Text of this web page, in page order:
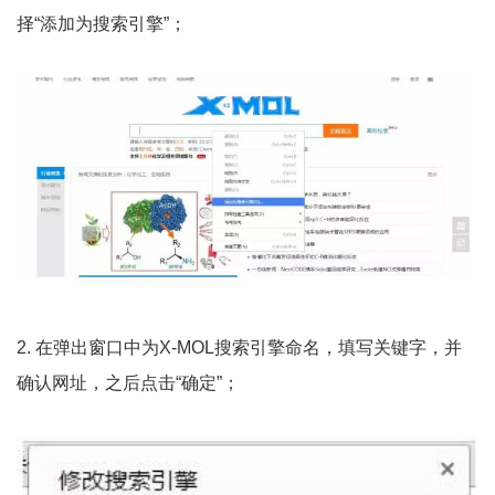
择“添加为搜索引擎”；
2. 在弹出窗口中为X-MOL搜索引擎命名，填写关键字，并
确认网址，之后点击“确定”；